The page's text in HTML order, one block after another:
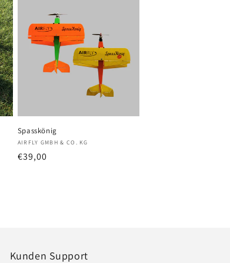
Spasskönig
Anbieter:
AIRFLY GMBH & CO. KG
Normaler
€39,00
Kunden Support